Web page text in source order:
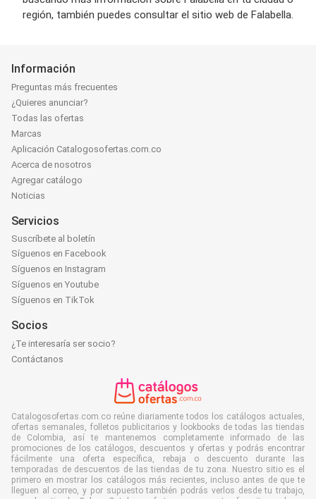
región, también puedes consultar el sitio web de Falabella.
Información
Preguntas más frecuentes
¿Quieres anunciar?
Todas las ofertas
Marcas
Aplicación Catalogosofertas.com.co
Acerca de nosotros
Agregar catálogo
Noticias
Servicios
Suscríbete al boletín
Síguenos en Facebook
Síguenos en Instagram
Síguenos en Youtube
Síguenos en TikTok
Socios
¿Te interesaría ser socio?
Contáctanos
Catalogosofertas.com.co reúne diariamente todos los catálogos actuales,
ofertas semanales, folletos publicitarios y lookbooks de todas las tiendas
de Colombia, así te mantenemos completamente informado de las
promociones de los catálogos, descuentos y ofertas y podrás encontrar
fácilmente una oferta específica, rebaja o descuento durante las
temporadas de descuentos de las tiendas de tu zona. Nuestro sitio es el
primero en mostrar los catálogos más recientes, incluso antes de que te
lleguen al correo, y por supuesto también podrás verlos desde tu trabajo,